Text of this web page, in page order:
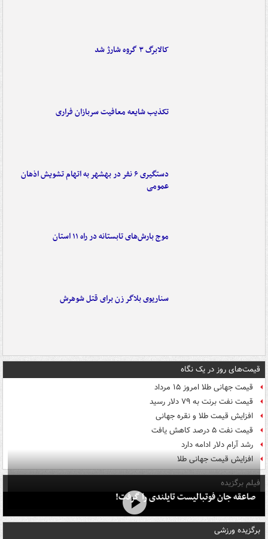
کالابرگ ۳ گروه شارژ شد
تکذیب شایعه معافیت سربازان فراری
دستگیری ۶ نفر در بهشهر به اتهام تشویش اذهان
عمومی
موج بارش‌های تابستانه در راه ۱۱ استان
سناریوی بلاگر زن برای قتل شوهرش
قیمت‌های روز در یک نگاه
قیمت جهانی طلا امروز ۱۵ مرداد
قیمت نفت برنت به ۷۹ دلار رسید
افزایش قیمت طلا و نقره جهانی
قیمت نفت ۵ درصد کاهش یافت
رشد آرام دلار ادامه دارد
افزایش قیمت جهانی طلا
فیلم برگزیده
صاعقه جان فوتبالیست تایلندی را گرفت!
برگزیده ورزشی